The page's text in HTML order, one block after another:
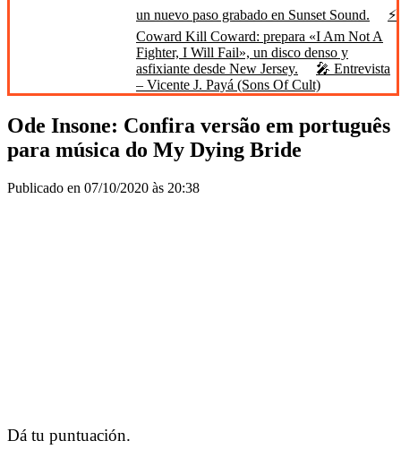
un nuevo paso grabado en Sunset Sound.
⚡
Coward Kill Coward: prepara «I Am Not A
Fighter, I Will Fail», un disco denso y
asfixiante desde New Jersey.
🎤 Entrevista
– Vicente J. Payá (Sons Of Cult)
Ode Insone: Confira versão em português
para música do My Dying Bride
Publicado en 07/10/2020 às 20:38
Dá tu puntuación.